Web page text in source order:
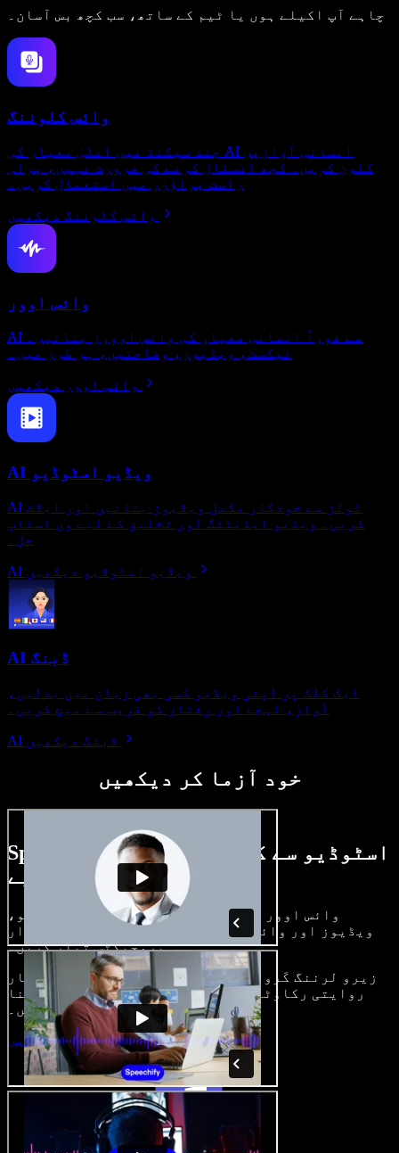
چاہے آپ اکیلے ہوں یا ٹیم کے ساتھ، سب کچھ بس آسان۔
وائس کلوننگ
چند سیکنڈ میں اعلیٰ معیار کی AI انسانی آوازیں
کلون کریں۔ کچھ انسٹال کرنے کی ضرورت نہیں، براہِ
راست براؤزر میں استعمال کریں۔
وائس کلوننگ دیکھیں
وائس اوور
AI سے فوراً انسانی معیار کی وائس اوورز بنائیں۔
ٹیکسٹ، ویڈیوز، وضاحتیں، ہر طرز میں۔
وائس اوور دیکھیں
AI ویڈیو اسٹوڈیو
AI ٹولز سے خودکار مکمل ویڈیوز بنائیں اور ایڈٹ
کریں۔ ویڈیو ایڈیٹنگ اور تخلیق کے لیے ون اسٹاپ
حل۔
AI ویڈیو اسٹوڈیو دیکھیں
AI ڈبنگ
ایک کلک پر اپنی ویڈیو کسی بھی زبان میں بدلیں،
آواز، لہجے اور رفتار کو قریب سے میچ کریں۔
AI ڈبنگ دیکھیں
خود آزما کر دیکھیں
Speechify اسٹوڈیو سے کیا کچھ کر سکتے
ہیں، دیکھیے
وائس اوور بنائیں، رائلٹی فری امیجز، آڈیو،
ویڈیوز اور وائس کلون شامل کر کے بھرپور، شاندار
پروجیکٹس تیار کریں۔
زیرو لرننگ کَرو اور سب کچھ براؤزر میں، تخلیق کار
روایتی رکاوٹیں توڑ کر اپنے خیالات کو حقیقت بنا
سکتے ہیں۔
اسٹوڈیو شروع کریں